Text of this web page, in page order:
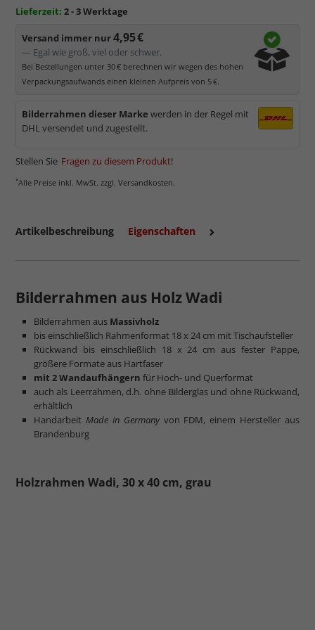
kommt. Für Bilder mit hellen Farben empfehlen wir Kunst- oder
Lieferzeit: 2 - 3 Werktage
Versand immer nur4,95 €
— Egal wie groß, viel oder schwer.
Bei Bestellungen unter 30 € berechnen wir wegen des hohen
Verpackungsaufwands einen kleinen Aufpreis von 5 €.
Bilderrahmen dieser Marke werden in der Regel mit
DHL versendet und zugestellt.
Stellen Sie Fragen zu diesem Produkt!
*Alle Preise inkl. MwSt. zzgl. Versandkosten.
Artikelbeschreibung Eigenschaften
Bilderrahmen aus Holz Wadi
Bilderrahmen aus Massivholz
bis einschließlich Rahmenformat 18 x 24 cm mit Tischaufsteller
Rückwand bis einschließlich 18 x 24 cm aus fester Pappe,
größere Formate aus Hartfaser
mit 2 Wandaufhängern für Hoch- und Querformat
auch als Leerrahmen, d.h. ohne Bilderglas und ohne Rückwand,
erhältlich
Handarbeit Made in Germanyvon FDM, einem Hersteller aus
Brandenburg
Holzrahmen Wadi, 30 x 40 cm, grau